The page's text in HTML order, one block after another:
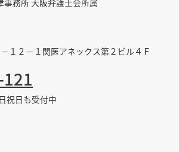
務所 大阪弁護士会所属
１２－１関医アネックス第２ビル４Ｆ
祝日も受付中